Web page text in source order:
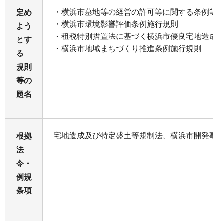
定め
よう
とす
る
規則
等の
題名
・横浜市墓地等の経営の許可等に関する条例
・横浜市環境影響評価条例施行規則
・租税特別措置法に基づく横浜市優良宅地造
・横浜市地域まちづくり推進条例施行規
根拠
法
令・
例規
条項
宅地造成及び特定盛土等規制法、横浜市開発